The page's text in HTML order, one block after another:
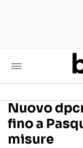
Nuovo
fino a
misure